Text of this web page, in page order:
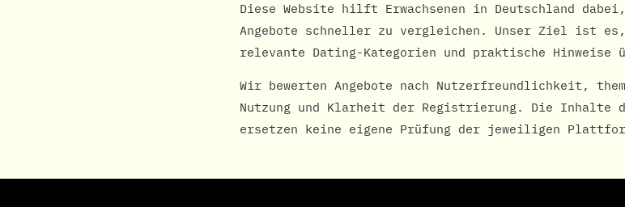
Diese Website hilft Erwachsenen in Deutschland
Angebote schneller zu vergleichen. Unser Ziel ist
relevante Dating-Kategorien und praktische Hinweise
Wir bewerten Angebote nach Nutzerfreundlichkeit,
Nutzung und Klarheit der Registrierung. Die Inhalte
ersetzen keine eigene Prüfung der jeweiligen